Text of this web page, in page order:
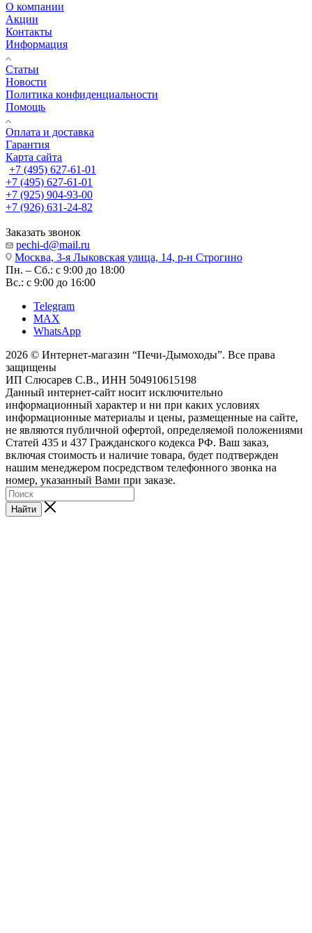
О компании
Акции
Контакты
Информация
Статьи
Новости
Политика конфиденциальности
Помощь
Оплата и доставка
Гарантия
Карта сайта
+7 (495) 627-61-01
+7 (495) 627-61-01
+7 (925) 904-93-00
+7 (926) 631-24-82
Заказать звонок
pechi-d@mail.ru
Москва, 3-я Лыковская улица, 14, р-н Строгино
Пн. – Сб.: с 9:00 до 18:00
Вс.: с 9:00 до 16:00
Telegram
MAX
WhatsApp
2026 © Интернет-магазин “Печи-Дымоходы”. Все права
защищены
ИП Слюсарев С.В., ИНН 504910615198
Данный интернет-сайт носит исключительно
информационный характер и ни при каких условиях
информационные материалы и цены, размещенные на сайте,
не являются публичной офертой, определяемой положениями
Статей 435 и 437 Гражданского кодекса РФ. Ваш заказ,
включая стоимость и наличие товара, будет подтвержден
нашим менеджером посредством телефонного звонка на
номер, указанный Вами при заказе.
Найти